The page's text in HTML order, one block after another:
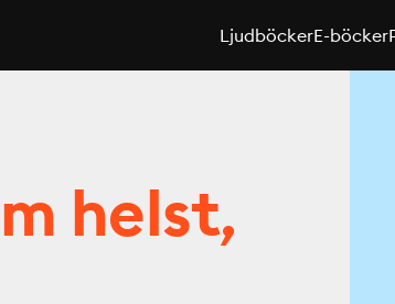
LjudböckerE-böcker
helst,